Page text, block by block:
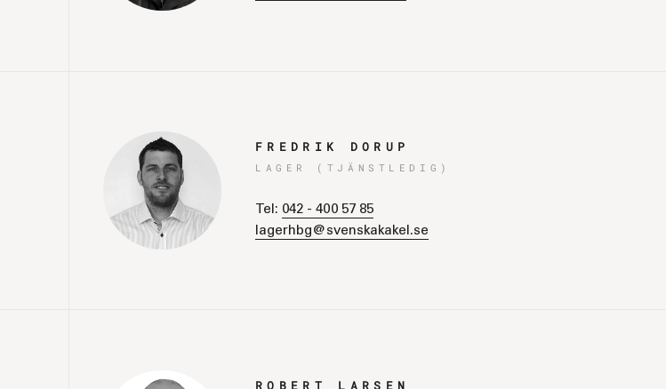
FREDRIK DORUP
LAGER (TJÄNSTLEDIG)
Tel: 042 - 400 57 85
lagerhbg@svenskakakel.se
ROBERT LARSEN